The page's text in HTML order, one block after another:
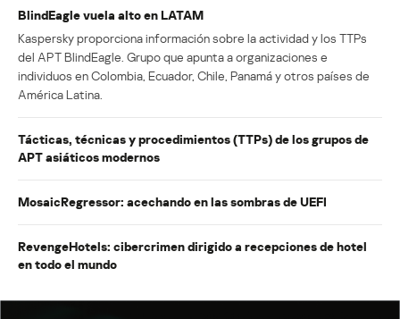
BlindEagle vuela alto en LATAM
Kaspersky proporciona información sobre la actividad y los TTPs
del APT BlindEagle. Grupo que apunta a organizaciones e
individuos en Colombia, Ecuador, Chile, Panamá y otros países de
América Latina.
Tácticas, técnicas y procedimientos (TTPs) de los grupos de
APT asiáticos modernos
MosaicRegressor: acechando en las sombras de UEFI
RevengeHotels: cibercrimen dirigido a recepciones de hotel
en todo el mundo